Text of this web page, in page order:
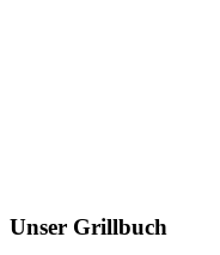
Unser Grillbuch